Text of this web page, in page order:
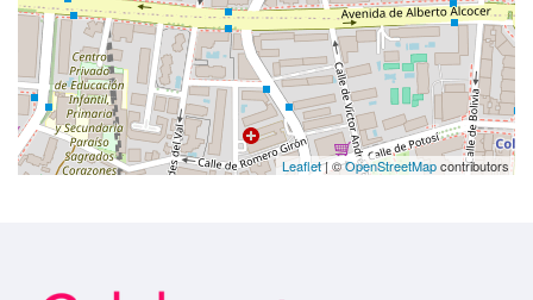
Leaflet| ©OpenStreetMapcontributors